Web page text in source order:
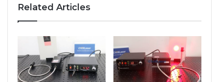
Related Articles